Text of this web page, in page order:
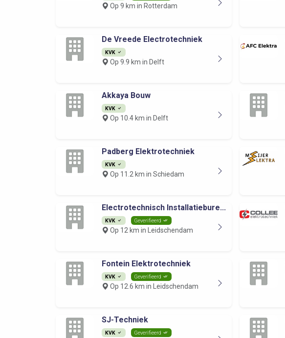
Op 9 km in Rotterdam
De Vreede Electrotechniek
KVK
Op 9.9 km in Delft
Akkaya Bouw
KVK
Op 10.4 km in Delft
Padberg Elektrotechniek
KVK
Op 11.2 km in Schiedam
Electrotechnisch Installatiebure...
KVK Geverifieerd
Op 12 km in Leidschendam
Fontein Elektrotechniek
KVK Geverifieerd
Op 12.6 km in Leidschendam
SJ-Techniek
KVK Geverifieerd